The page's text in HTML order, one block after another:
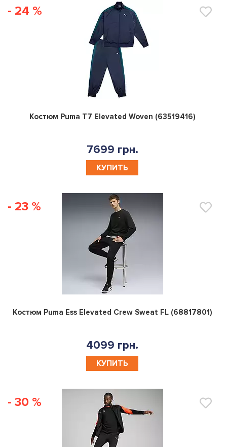
- 24 %
0
Костюм Puma T7 Elevated Woven (63519416)
7699 грн.
КУПИТЬ
- 23 %
0
Костюм Puma Ess Elevated Crew Sweat FL (68817801)
4099 грн.
КУПИТЬ
- 30 %